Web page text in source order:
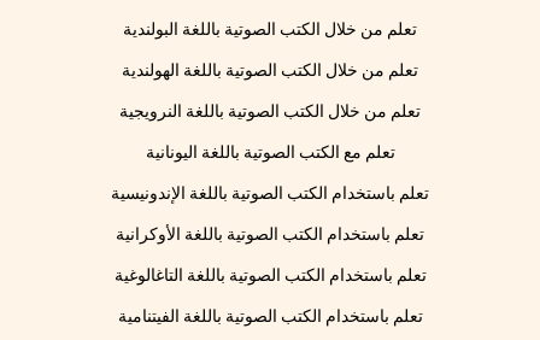
تعلم من خلال الكتب الصوتية باللغة البولندية
تعلم من خلال الكتب الصوتية باللغة الهولندية
تعلم من خلال الكتب الصوتية باللغة النرويجية
تعلم مع الكتب الصوتية باللغة اليونانية
تعلم باستخدام الكتب الصوتية باللغة الإندونيسية
تعلم باستخدام الكتب الصوتية باللغة الأوكرانية
تعلم باستخدام الكتب الصوتية باللغة التاغالوغية
تعلم باستخدام الكتب الصوتية باللغة الفيتنامية